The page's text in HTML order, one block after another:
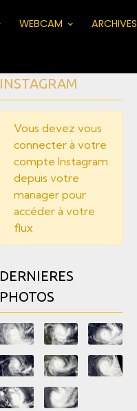
WEBCAM
ARCHIVES
INSTAGRAM
Vous devez vous
connecter à votre
compte Instagram
depuis votre
manager pour
accéder à votre
flux
DERNIERES
PHOTOS